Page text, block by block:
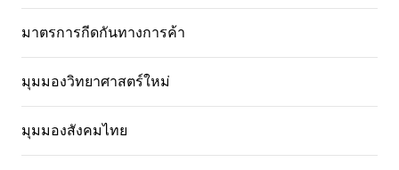
มาตรการกีดกันทางการค้า
มุมมองวิทยาศาสตร์ใหม่
มุมมองสังคมไทย